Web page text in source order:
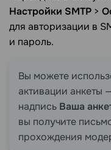
Настройки SMTP >
для авторизации в
и пароль.
Вы можете
активации анкеты
надпись Ваша
вы получите
прохождения